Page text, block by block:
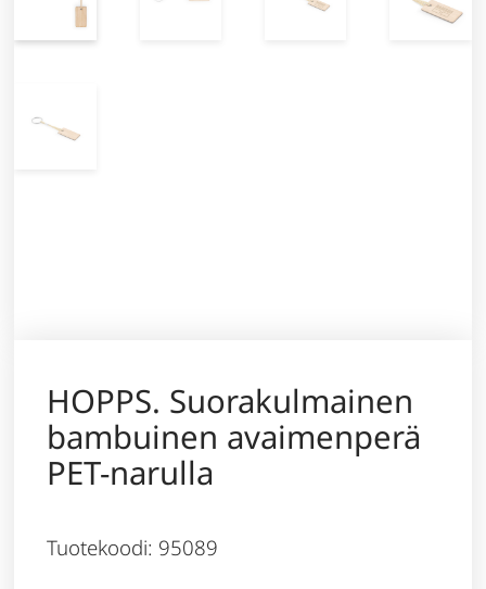
HOPPS. Suorakulmainen
bambuinen avaimenperä
PET-narulla
Tuotekoodi: 95089